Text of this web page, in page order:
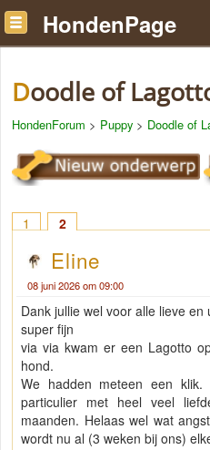
HondenPage
Doodle of
HondenForum > Puppy > Doodle of
1 2
Eline
08 juni 2026 om 09:00
Dank jullie wel voor alle lieve
super fijn
via via kwam er een Lagotto
hond.
We hadden meteen een klik.
particulier met heel veel
maanden. Helaas wel wat
wordt nu al (3 weken bij ons)